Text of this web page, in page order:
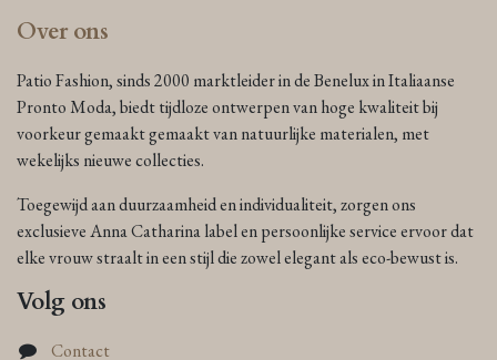
Over ons
Patio Fashion, sinds 2000 marktleider in de Benelux in Italiaanse
Pronto Moda, biedt tijdloze ontwerpen van hoge kwaliteit bij
voorkeur gemaakt gemaakt van natuurlijke materialen, met
wekelijks nieuwe collecties.
Toegewijd aan duurzaamheid en individualiteit, zorgen ons
exclusieve Anna Catharina label en persoonlijke service ervoor dat
elke vrouw straalt in een stijl die zowel elegant als eco-bewust is.
Volg ons
Contact